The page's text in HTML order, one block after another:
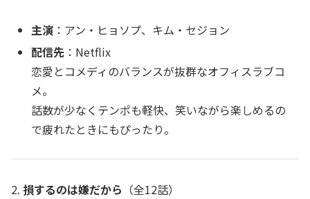
主演 ：アン・ヒョソプ、キム・セジョン
配信先 ：Netflix
恋愛とコメディのバランスが抜群なオフィスラブコ
メ。
話数が少なくテンポも軽快、笑いながら楽しめるの
で疲れたときにもぴったり。
2. 損するのは嫌だから （全12話）